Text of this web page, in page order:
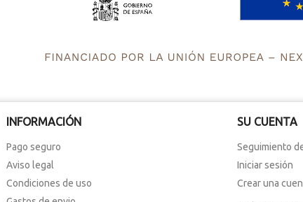
INFORMACIÓN
Pago seguro
Aviso legal
Condiciones de uso
SU CUENTA
Seguimiento
Iniciar sesión
Crear una